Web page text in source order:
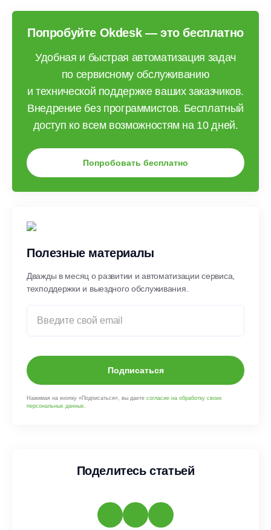
Попробуйте Okdesk — это бесплатно
Удобная и быстрая автоматизация задач
по сервисному обслуживанию
и технической поддержке ваших заказчиков.
Внедрение без программистов. Бесплатный
доступ ко всем возможностям на 10 дней.
Попробовать бесплатно
Полезные материалы
Дважды в месяц о развитии и автоматизации сервиса,
техподдержки и выездного обслуживания.
Подписаться
Нажимая на кнопку «Подписаться», вы даете согласие на обработку своих
персональных данных
Поделитесь статьей